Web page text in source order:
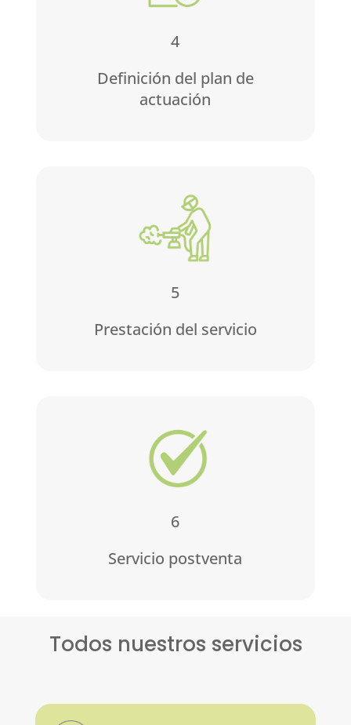
4
Definición del plan de
actuación
5
Prestación del servicio
6
Servicio postventa
Todos nuestros servicios